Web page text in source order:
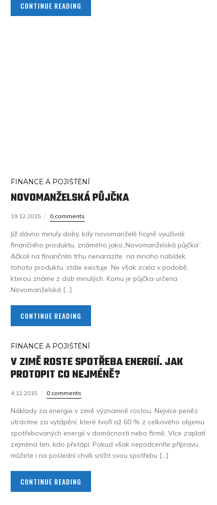
CONTINUE READING
FINANCE A POJIŠTĚNÍ
NOVOMANŽELSKÁ PŮJČKA
19.12.2015 0 comments
Již dávno minuly doby, kdy novomanželé hojně využívali
finančního produktu, známého jako„Novomanželská půjčka“.
Ačkoli na finančním trhu nenarazíte na mnoho nabídek
tohoto produktu, stále existuje. Ne však zcela v podobě,
kterou známe z dob minulých. Komu je půjčka určena
Novomanželská […]
CONTINUE READING
FINANCE A POJIŠTĚNÍ
V ZIMĚ ROSTE SPOTŘEBA ENERGIÍ. JAK
PROTOPIT CO NEJMÉNĚ?
4.12.2015 0 comments
Náklady za energie v zimě významně rostou. Nejvíce peněz
utrácíme za vytápění, které tvoří až 60 % z celkového objemu
spotřebovaných energií v domácnosti nebo firmě. Více zaplatí
zejména ten, kdo přetápí. Pokud však nepodceníte přípravu,
můžete i na poslední chvíli snížit svou spotřebu […]
CONTINUE READING